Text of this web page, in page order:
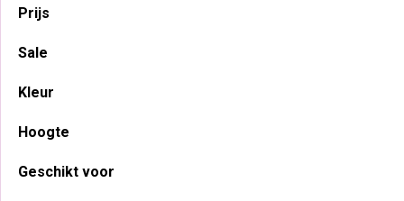
Primaire
Sidebar
Prijs
Sale
Kleur
Hoogte
Geschikt voor